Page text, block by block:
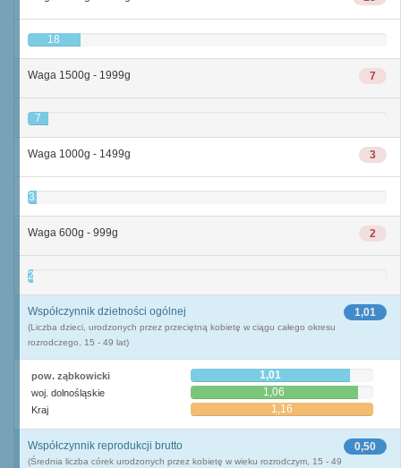
18
7
Waga 1500g - 1999g
7
3
Waga 1000g - 1499g
3
2
Waga 600g - 999g
2
1,01
Współczynnik dzietności ogólnej
(Liczba dzieci, urodzonych przez przeciętną kobietę w ciągu całego okresu
rozrodczego, 15 - 49 lat)
pow. ząbkowicki 1,01
woj. dolnośląskie 1,06
Kraj 1,16
0,50
Współczynnik reprodukcji brutto
(Średnia liczba córek urodzonych przez kobietę w wieku rozrodczym, 15 - 49